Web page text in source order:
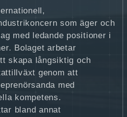
som äger och
med ledande positioner i
Bolaget arbetar
skapa långsiktig och
genom att
med
kompetens.
bland annat